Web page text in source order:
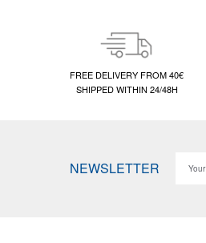
FREE DELIVERY FROM 40€
SHIPPED WITHIN 24/48H
NEWSLETTER